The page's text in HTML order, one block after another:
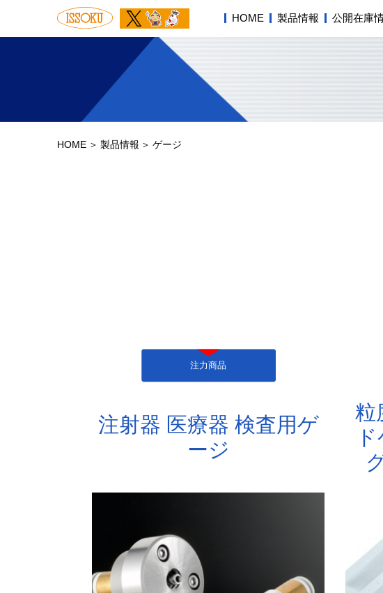
HOME 製品情報 公開在庫
HOME 製品情報 ゲージ
注力商品
注射器 医療器 検査用ゲ
ージ
粒